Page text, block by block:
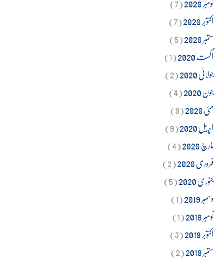
اکتوبر 2020
(7)
ستمبر 2020
(5)
اگست 2020
(1)
جولائی 2020
(2)
جون 2020
(4)
مئی 2020
(9)
اپریل 2020
(9)
مارچ 2020
(4)
فروری 2020
(2)
جنوری 2020
(5)
دسمبر 2019
(1)
نومبر 2019
(1)
اکتوبر 2019
(3)
ستمبر 2019
(2)